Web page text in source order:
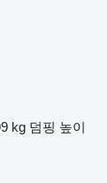
kg 덤핑 높이